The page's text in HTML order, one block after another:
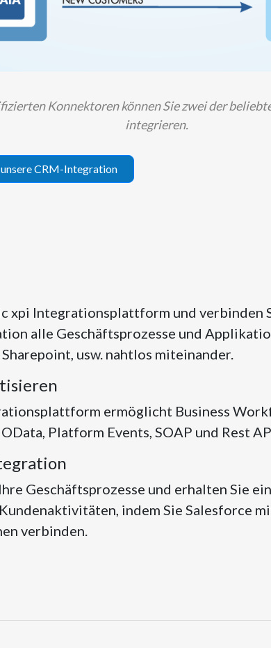
Konnektoren können Sie zwei der
integrieren.
CRM-Integration
xpi Integrationsplattform und verbinden
alle Geschäftsprozesse und
usw. nahtlos miteinander.
ermöglicht Business
Platform Events, SOAP und Rest
Geschäftsprozesse und erhalten Sie
indem Sie Salesforce
verbinden.